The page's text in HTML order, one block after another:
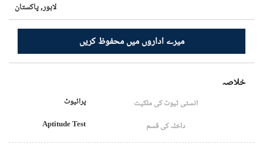
لاہور,پاکستان
میرے اداروں میں محفوظ کریں
خلاصہ
انسٹی ٹیوٹ کی ملکیت
پرائیوٹ
داخلہ کی قسم
Aptitude Test